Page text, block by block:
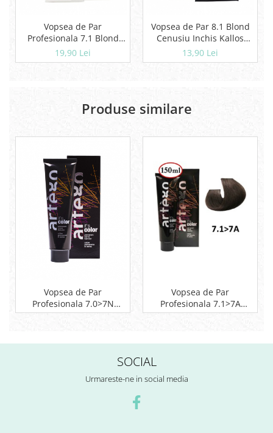
Vopsea de Par
Profesionala 7.1 Blond
Mediu cu Nuanta Cenusie
Kallos Kjmn (100 ml)
19,90 Lei
Vopsea de Par 8.1 Blond
Cenusiu Inchis Kallos
Prestige (60 ml)
13,90 Lei
Produse similare
Vopsea de Par
Profesionala 7.0>7N
Artego Blond Mediu
Vopsea de Par
Profesionala 7.1>7A
Artego Blond Mediu
SOCIAL
Urmareste-ne in social media